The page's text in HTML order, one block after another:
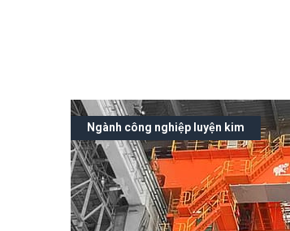
Ngành công nghiệp luyện kim